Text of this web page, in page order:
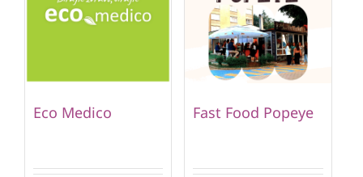
Eco Medico Fast Food Popeye